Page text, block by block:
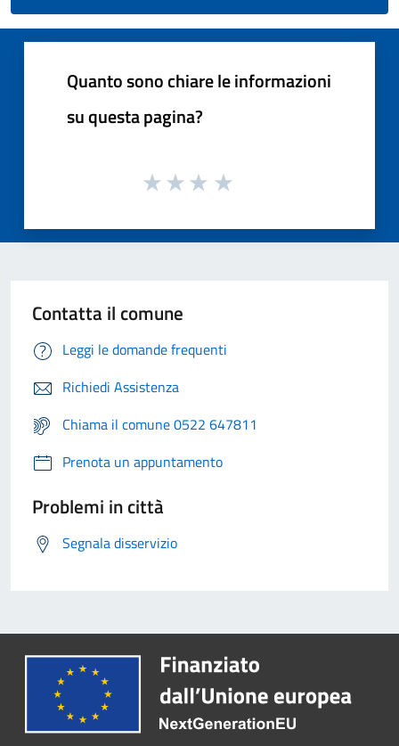
Quanto sono chiare le informazioni
su questa pagina?
Contatta il comune
Leggi le domande frequenti
Richiedi Assistenza
Chiama il comune 0522 647811
Prenota un appuntamento
Problemi in città
Segnala disservizio